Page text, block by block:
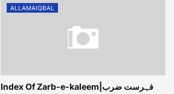
ALLAMAIQBAL
Index Of Zarb-e-kaleem|فہرست ضرب